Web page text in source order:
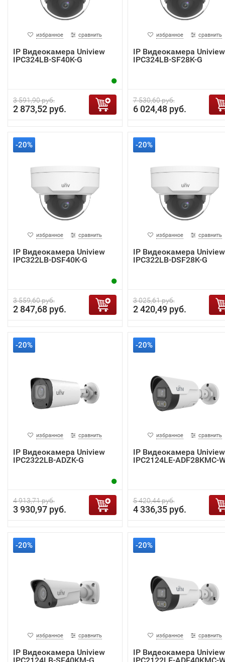
избранное сравнить
IP Видеокамера Uniview
IPC324LB-SF40K-G
3 591,90 руб.
2 873,52 руб.
избранное сравнить
IP Видеокамера Uniview
IPC324LB-SF28K-G
7 530,60 руб.
6 024,48 руб.
-20%
избранное сравнить
IP Видеокамера Uniview
IPC322LB-DSF40K-G
3 559,60 руб.
2 847,68 руб.
-20%
избранное сравнить
IP Видеокамера Uniview
IPC322LB-DSF28K-G
3 025,61 руб.
2 420,49 руб.
-20%
избранное сравнить
IP Видеокамера Uniview
IPC2322LB-ADZK-G
4 913,71 руб.
3 930,97 руб.
-20%
избранное сравнить
IP Видеокамера Uniview
IPC2124LE-ADF28KMC-
5 420,44 руб.
4 336,35 руб.
-20%
избранное сравнить
IP Видеокамера Uniview
-20%
избранное сравнить
IP Видеокамера Uniview